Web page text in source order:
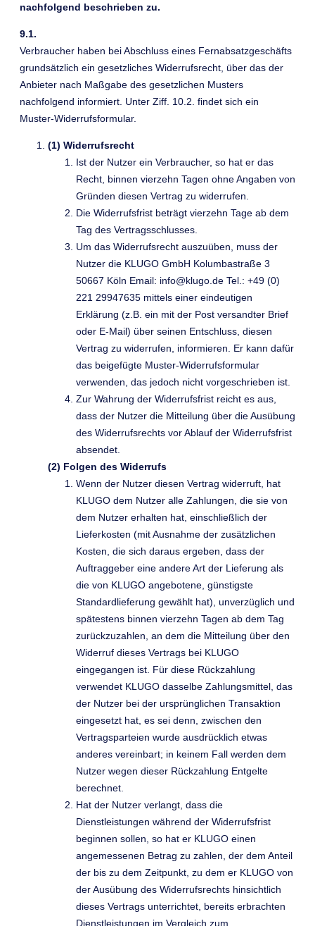
nachfolgend beschrieben zu.
9.1.
Verbraucher haben bei Abschluss eines Fernabsatzgeschäfts
grundsätzlich ein gesetzliches Widerrufsrecht, über das der
Anbieter nach Maßgabe des gesetzlichen Musters
nachfolgend informiert. Unter Ziff. 10.2. findet sich ein
Muster-Widerrufsformular.
(1) Widerrufsrecht
Ist der Nutzer ein Verbraucher, so hat er das
Recht, binnen vierzehn Tagen ohne Angaben von
Gründen diesen Vertrag zu widerrufen.
Die Widerrufsfrist beträgt vierzehn Tage ab dem
Tag des Vertragsschlusses.
Um das Widerrufsrecht auszuüben, muss der
Nutzer die KLUGO GmbH Kolumbastraße 3
50667 Köln Email: info@klugo.de Tel.: +49 (0)
221 29947635 mittels einer eindeutigen
Erklärung (z.B. ein mit der Post versandter Brief
oder E-Mail) über seinen Entschluss, diesen
Vertrag zu widerrufen, informieren. Er kann dafür
das beigefügte Muster-Widerrufsformular
verwenden, das jedoch nicht vorgeschrieben ist.
Zur Wahrung der Widerrufsfrist reicht es aus,
dass der Nutzer die Mitteilung über die Ausübung
des Widerrufsrechts vor Ablauf der Widerrufsfrist
absendet.
(2) Folgen des Widerrufs
Wenn der Nutzer diesen Vertrag widerruft, hat
KLUGO dem Nutzer alle Zahlungen, die sie von
dem Nutzer erhalten hat, einschließlich der
Lieferkosten (mit Ausnahme der zusätzlichen
Kosten, die sich daraus ergeben, dass der
Auftraggeber eine andere Art der Lieferung als
die von KLUGO angebotene, günstigste
Standardlieferung gewählt hat), unverzüglich und
spätestens binnen vierzehn Tagen ab dem Tag
zurückzuzahlen, an dem die Mitteilung über den
Widerruf dieses Vertrags bei KLUGO
eingegangen ist. Für diese Rückzahlung
verwendet KLUGO dasselbe Zahlungsmittel, das
der Nutzer bei der ursprünglichen Transaktion
eingesetzt hat, es sei denn, zwischen den
Vertragsparteien wurde ausdrücklich etwas
anderes vereinbart; in keinem Fall werden dem
Nutzer wegen dieser Rückzahlung Entgelte
berechnet.
Hat der Nutzer verlangt, dass die
Dienstleistungen während der Widerrufsfrist
beginnen sollen, so hat er KLUGO einen
angemessenen Betrag zu zahlen, der dem Anteil
der bis zu dem Zeitpunkt, zu dem er KLUGO von
der Ausübung des Widerrufsrechts hinsichtlich
dieses Vertrags unterrichtet, bereits erbrachten
Dienstleistungen im Vergleich zum